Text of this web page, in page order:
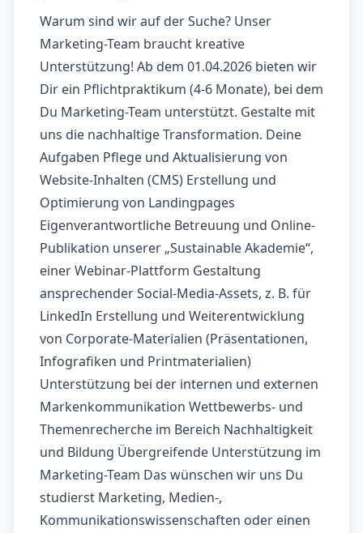
Warum sind wir auf der Suche? Unser
Marketing-Team braucht kreative
Unterstützung! Ab dem 01.04.2026 bieten wir
Dir ein Pflichtpraktikum (4-6 Monate), bei dem
Du Marketing-Team unterstützt. Gestalte mit
uns die nachhaltige Transformation. Deine
Aufgaben Pflege und Aktualisierung von
Website-Inhalten (CMS) Erstellung und
Optimierung von Landingpages
Eigenverantwortliche Betreuung und Online-
Publikation unserer „Sustainable Akademie“,
einer Webinar-Plattform Gestaltung
ansprechender Social-Media-Assets, z. B. für
LinkedIn Erstellung und Weiterentwicklung
von Corporate-Materialien (Präsentationen,
Infografiken und Printmaterialien)
Unterstützung bei der internen und externen
Markenkommunikation Wettbewerbs- und
Themenrecherche im Bereich Nachhaltigkeit
und Bildung Übergreifende Unterstützung im
Marketing-Team Das wünschen wir uns Du
studierst Marketing, Medien-,
Kommunikationswissenschaften oder einen